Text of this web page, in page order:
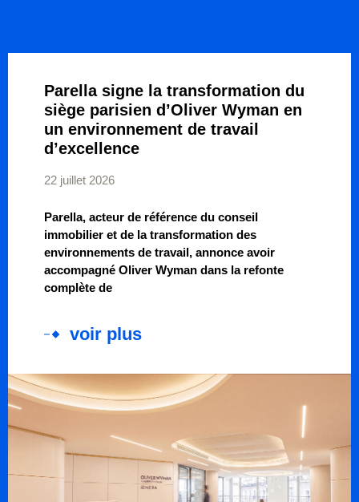
Parella signe la transformation du
siège parisien d’Oliver Wyman en
un environnement de travail
d’excellence
22 juillet 2026
Parella, acteur de référence du conseil
immobilier et de la transformation des
environnements de travail, annonce avoir
accompagné Oliver Wyman dans la refonte
complète de
voir plus